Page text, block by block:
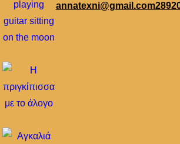
annatexni@gmail.com